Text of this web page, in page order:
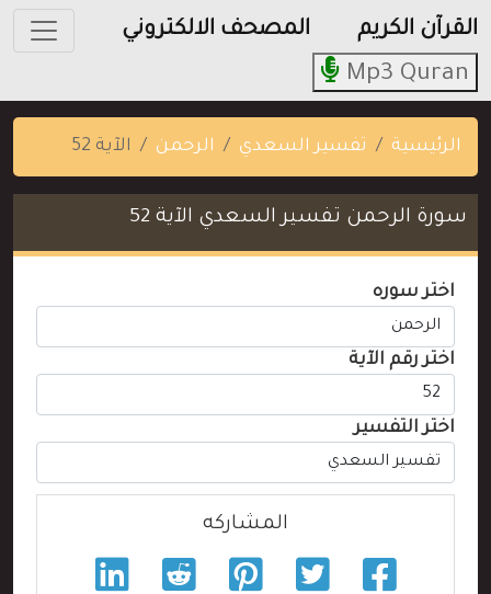
القرآن الكريم المصحف الالكتروني
Mp3 Quran
الرئيسية تفسير السعدي الرحمن الآية 52
سورة الرحمن تفسير السعدي الآية 52
اختر سوره
اختر رقم الآية
اختر التفسير
المشاركه